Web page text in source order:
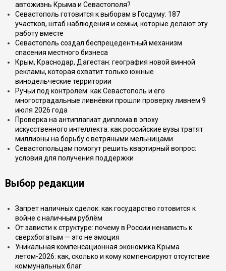
автожизнь Крыма и Севастополя?
Севастополь готовится к выборам в Госдуму: 187
участков, штаб наблюдения и семьи, которые делают эту
работу вместе
Севастополь создал беспрецедентный механизм
спасения местного бизнеса
Крым, Краснодар, Дагестан: география новой винной
рекламы, которая охватит только южные
винодельческие территории
Ручьи под контролем: как Севастополь и его
многострадальные ливнёвки прошли проверку ливнем 9
июля 2026 года
Проверка на антиплагиат диплома в эпоху
искусственного интеллекта: как российские вузы тратят
миллионы на борьбу с ветряными мельницами
Севастопольцам помогут решить квартирный вопрос:
условия для получения поддержки
Выбор редакции
Запрет наличных сделок: как государство готовится к
войне с наличным рублём
От зависти к структуре: почему в России ненависть к
сверхбогатым — это не эмоция
Уникальная компенсационная экономика Крыма
летом-2026: как, сколько и кому компенсируют отсутствие
коммунальных благ